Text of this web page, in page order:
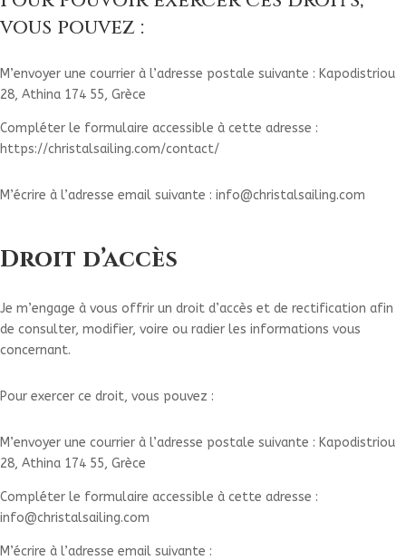
vous pouvez :
M’envoyer une courrier à l’adresse postale suivante : Kapodistriou
28, Athina 174 55, Grèce
Compléter le formulaire accessible à cette adresse :
https://christalsailing.com/contact/
M’écrire à l’adresse email suivante : info@christalsailing.com
Droit d’accès
Je m’engage à vous offrir un droit d’accès et de rectification afin
de consulter, modifier, voire ou radier les informations vous
concernant.
Pour exercer ce droit, vous pouvez :
M’envoyer une courrier à l’adresse postale suivante : Kapodistriou
28, Athina 174 55, Grèce
Compléter le formulaire accessible à cette adresse :
info@christalsailing.com
M’écrire à l’adresse email suivante :